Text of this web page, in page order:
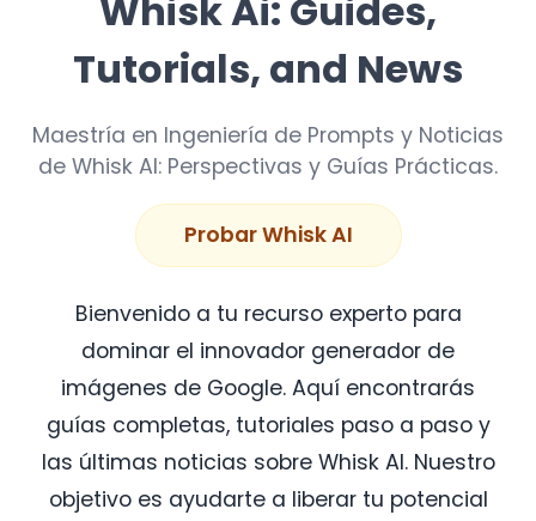
Whisk Ai: Guides,
Tutorials, and News
Maestría en Ingeniería de Prompts y Noticias
de Whisk AI: Perspectivas y Guías Prácticas.
Probar Whisk AI
Bienvenido a tu recurso experto para
dominar el innovador generador de
imágenes de Google. Aquí encontrarás
guías completas, tutoriales paso a paso y
las últimas noticias sobre Whisk AI. Nuestro
objetivo es ayudarte a liberar tu potencial